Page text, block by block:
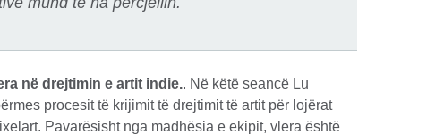
në drejtimin e artit indie.. Në këtë seancë Lu
procesit të krijimit të drejtimit të artit për lojërat
Pavarësisht nga madhësia e ekipit, vlera është